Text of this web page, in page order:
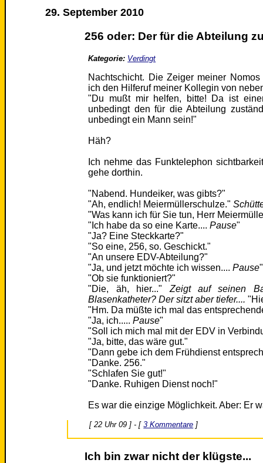
29. September 2010
256 oder: Der für die Abteilung
Kategorie: Verdingt
Nachtschicht. Die Zeiger meiner
ich den Hilferuf meiner Kollegin von
"Du mußt mir helfen, bitte! Da ist
unbedingt den für die Abteilung
unbedingt ein Mann sein!"
Häh?
Ich nehme das Funktelephon
gehe dorthin.
"Nabend. Hundeiker, was gibts?"
"Ah, endlich! Meiermüllerschulze."
"Was kann ich für Sie tun, Herr
"Ich habe da so eine Karte....Pause"
"Ja? Eine Steckkarte?"
"So eine, 256, so. Geschickt."
"An unsere EDV-Abteilung?"
"Ja, und jetzt möchte ich wissen....Pause"
"Ob sie funktioniert?"
"Die, äh, hier..." Zeigt auf seinen
Blasenkatheter? Der sitzt aber tiefer....
"Hm. Da müßte ich mal das
"Ja, ich.....Pause"
"Soll ich mich mal mit der EDV in
"Ja, bitte, das wäre gut."
"Dann gebe ich dem Frühdienst
"Danke. 256."
"Schlafen Sie gut!"
"Danke. Ruhigen Dienst noch!"
Es war die einzige Möglichkeit. Aber: Er
[ 22 Uhr 09 ] - [3 Kommentare ]
Ich bin zwar nicht der klügste...